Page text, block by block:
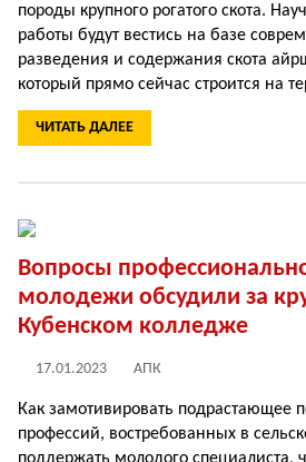
породы крупного рогатого скота.
работы будут вестись на базе
разведения и содержания скота
который прямо сейчас строится на
ЧИТАТЬ ДАЛЕЕ
Вопросы
молодежи обсудили за
Кубенском колледже
17.01.2023 АПК
Как замотивировать подрастающее
профессий, востребованных в
поддержать молодого специалиста,